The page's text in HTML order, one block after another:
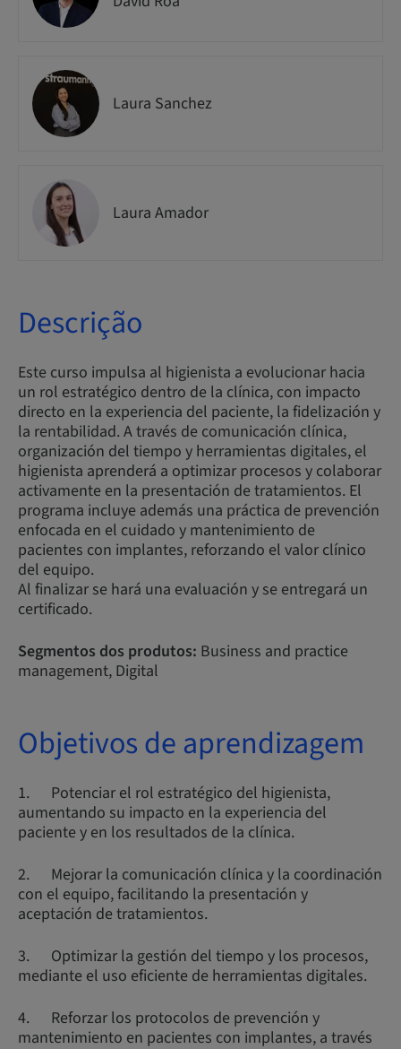
Laura Sanchez
Laura Amador
Descrição
Este curso impulsa al higienista a evolucionar hacia
un rol estratégico dentro de la clínica, con impacto
directo en la experiencia del paciente, la fidelización y
la rentabilidad. A través de comunicación clínica,
organización del tiempo y herramientas digitales, el
higienista aprenderá a optimizar procesos y colaborar
activamente en la presentación de tratamientos. El
programa incluye además una práctica de prevención
enfocada en el cuidado y mantenimiento de
pacientes con implantes, reforzando el valor clínico
del equipo.
Al finalizar se hará una evaluación y se entregará un
certificado.
Segmentos dos produtos: Business and practice
management, Digital
Objetivos de aprendizagem
1. Potenciar el rol estratégico del higienista,
aumentando su impacto en la experiencia del
paciente y en los resultados de la clínica.
2. Mejorar la comunicación clínica y la coordinación
con el equipo, facilitando la presentación y
aceptación de tratamientos.
3. Optimizar la gestión del tiempo y los procesos,
mediante el uso eficiente de herramientas digitales.
4. Reforzar los protocolos de prevención y
mantenimiento en pacientes con implantes, a través